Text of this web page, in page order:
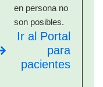
en persona no
son posibles.
Ir al Portal
para
pacientes